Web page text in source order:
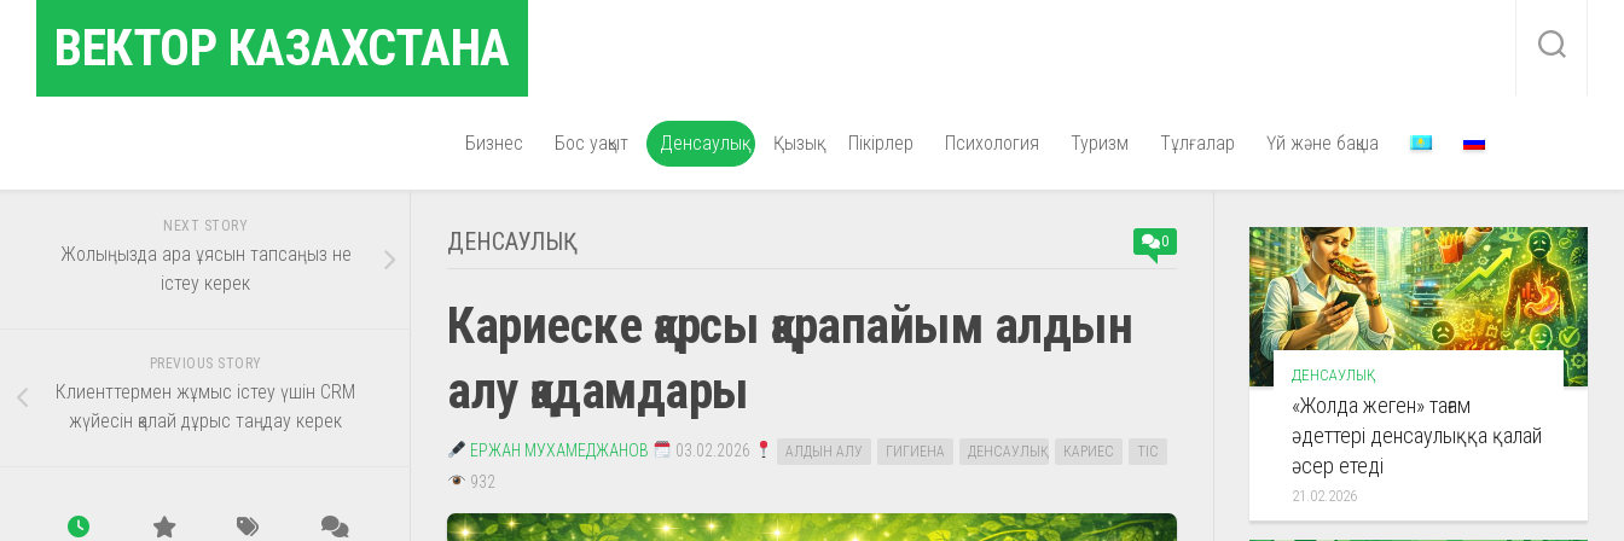
contentВЕКТОР КАЗАХСТАНА
Бизнес Бос уақыт Денсаулық Қызық Пікірлер Психология Туризм Тұлғалар Үй және бақша
ДЕНСАУЛЫҚ 0
Кариеске қарсы қарапайым алдын
алу қадамдары
ЕРЖАН МУХАМЕДЖАНОВ 03.02.2026 АЛДЫН АЛУ ГИГИЕНА ДЕНСАУЛЫҚ КАРИЕС ТІС
932
NEXT STORY
Жолыңызда ара ұясын тапсаңыз не
істеу керек
PREVIOUS STORY
Клиенттермен жұмыс істеу үшін CRM
жүйесін қалай дұрыс таңдау керек
ДЕНСАУЛЫҚ
«Жолда жеген» тағам
әдеттері денсаулыққа қалай
әсер етеді
21.02.2026